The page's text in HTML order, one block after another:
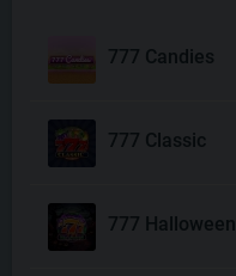
777 Candies
777 Classic
777 Halloween